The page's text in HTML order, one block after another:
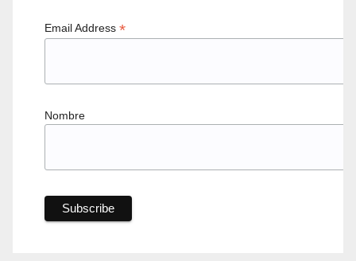
Email Address *
Nombre